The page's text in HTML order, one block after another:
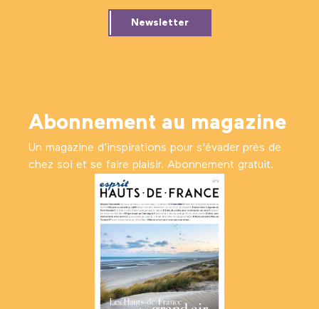
Newsletter
Abonnement au magazine
Un magazine d’inspirations pour s'évader près de
chez soi et se faire plaisir. Abonnement gratuit.